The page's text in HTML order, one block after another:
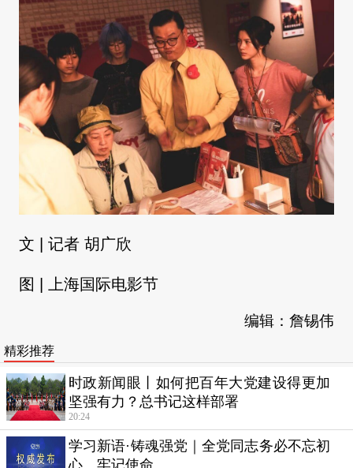
文 | 记者 胡广欣
图 | 上海国际电影节
编辑：詹锡伟
精彩推荐